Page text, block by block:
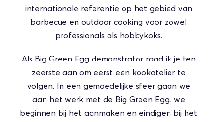
internationale referentie op het gebied van
barbecue en outdoor cooking voor zowel
professionals als hobbykoks.
Als Big Green Egg demonstrator raad ik je ten
zeerste aan om eerst een kookatelier te
volgen. In een gemoedelijke sfeer gaan we
aan het werk met de Big Green Egg, we
beginnen bij het aanmaken en eindigen bij het